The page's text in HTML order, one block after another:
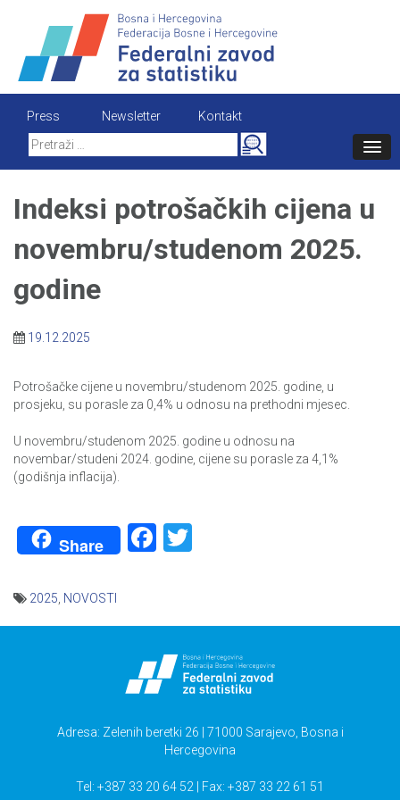
content
Press Newsletter
Kontakt
Search
for:
Indeksi potrošačkih cijena u
novembru/studenom 2025.
godine
19.12.2025
Potrošačke cijene u novembru/studenom 2025. godine, u
prosjeku, su porasle za 0,4% u odnosu na prethodni mjesec.
U novembru/studenom 2025. godine u odnosu na
novembar/studeni 2024. godine, cijene su porasle za 4,1%
(godišnja inflacija).
Share Facebook
2025 NOVOSTI
Adresa: Zelenih beretki 26 | 71000 Sarajevo, Bosna i
Hercegovina
Tel: +387 33 20 64 52 | Fax: +387 33 22 61 51